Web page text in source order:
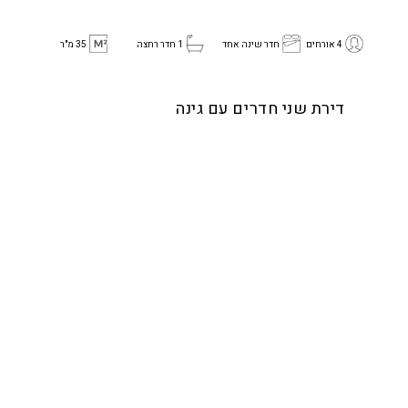
4 אורחים חדר שינה אחד 1 חדר רחצה 35 מ"ר
דירת שני חדרים עם גינה